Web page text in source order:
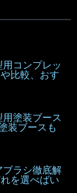
用コンプレッ
比較、おす
用塗装ブース
装ブースも
ブラシ徹底解
を選べばい